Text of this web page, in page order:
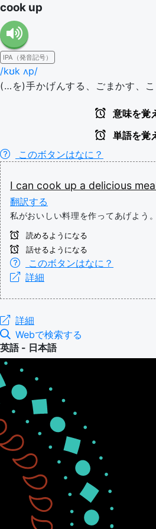
cook up
IPA（発音記号）
/kʊk ʌp/
(…を)手かげんする、ごまかす、こ
意味を覚
単語を覚
このボタンはなに？
I can cook up a delicious
翻訳する
私がおいしい料理を作ってあげよう。
読めるようになる
話せるようになる
このボタンはなに？
詳細
詳細
Webで検索する
英語 - 日本語